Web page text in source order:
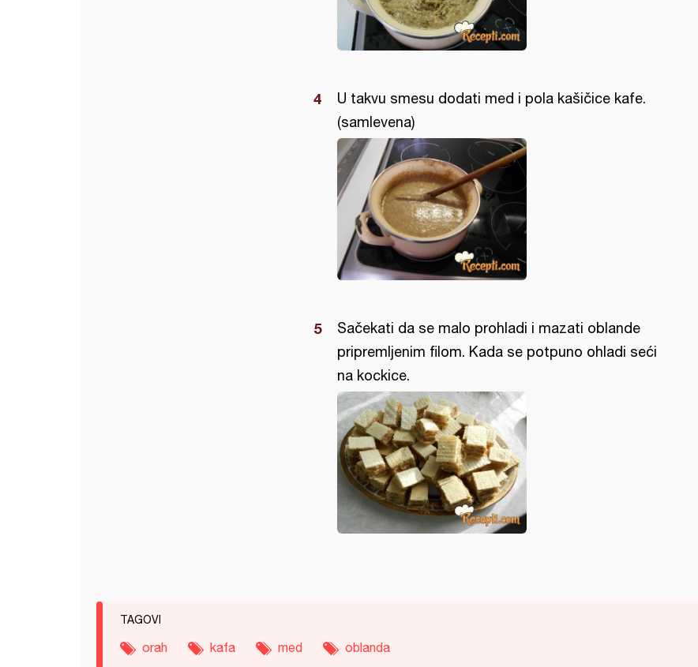
U takvu smesu dodati med i pola kašičice kafe.
(samlevena)
Sačekati da se malo prohladi i mazati oblande
pripremljenim filom. Kada se potpuno ohladi seći
na kockice.
TAGOVI
orah kafa med oblanda